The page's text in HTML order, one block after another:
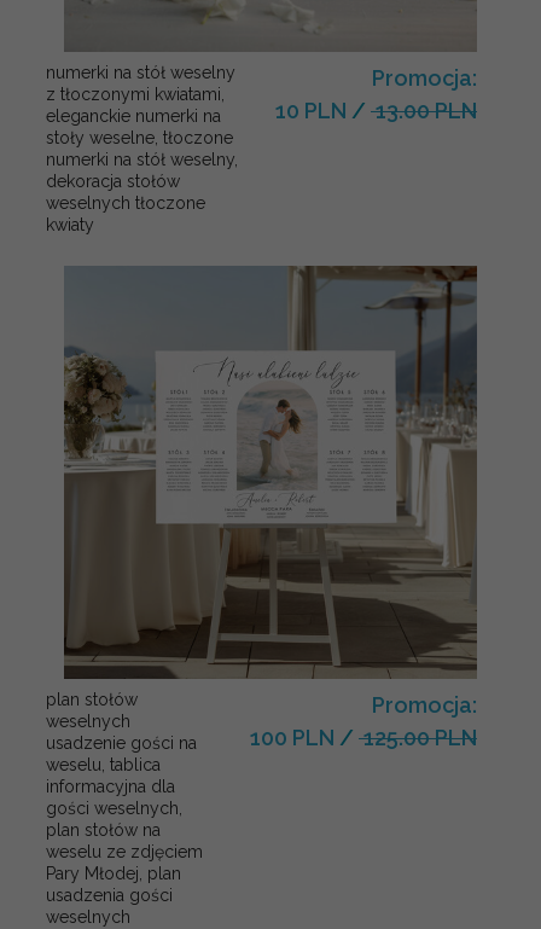
numerki na stół weselny
z tłoczonymi kwiatami,
eleganckie numerki na
stoły weselne, tłoczone
numerki na stół weselny,
dekoracja stołów
weselnych tłoczone
kwiaty
Promocja:
10 PLN / 13.00 PLN
plan stołów
weselnych
usadzenie gości na
weselu, tablica
informacyjna dla
gości weselnych,
plan stołów na
weselu ze zdjęciem
Pary Młodej, plan
usadzenia gości
weselnych
Promocja:
100 PLN / 125.00 PLN